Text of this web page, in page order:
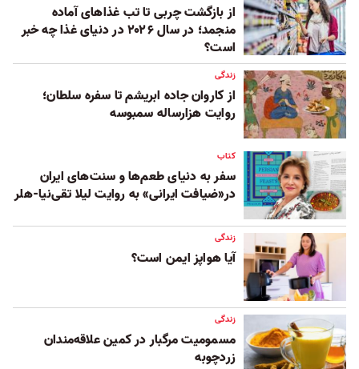
از بازگشت چربی تا تب غذاهای آماده
منجمد؛ در سال ۲۰۲۶ در دنیای غذا چه خبر
است؟
زندگی
از کاروان‌ جاده ابریشم تا سفره سلطان؛
روایت هزارساله سمبوسه
کتاب
سفر به دنیای طعم‌ها و سنت‌های ایران
در«ضیافت ایرانی» به روایت لیلا تقی‌نیا-هلر
زندگی
آیا هواپز ایمن است؟
زندگی
مسمومیت مرگبار در کمین علاقه‌مندان
زردچوبه